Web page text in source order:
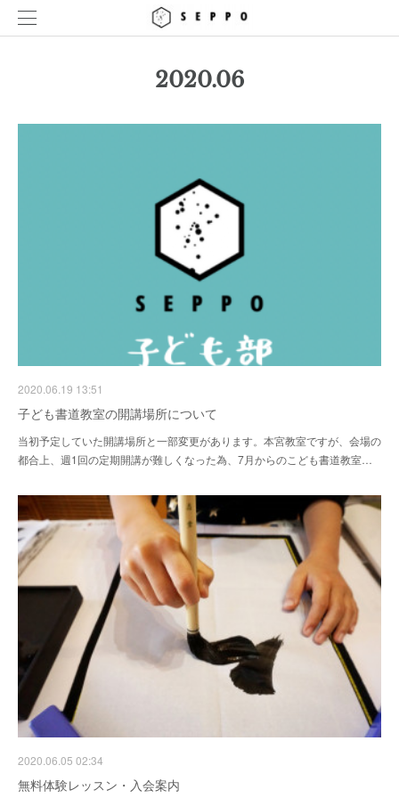
2020.06
2020.06.19 13:51
子ども書道教室の開講場所について
当初予定していた開講場所と一部変更があります。本宮教室ですが、会場の
都合上、週1回の定期開講が難しくなった為、7月からのこども書道教室…
2020.06.05 02:34
無料体験レッスン・入会案内